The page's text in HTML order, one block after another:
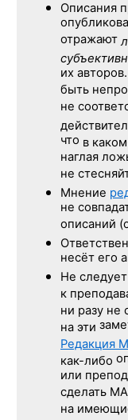
Описания
отражают
их
быть
не
что в
наглая
не
Мнение
не
описаний
несёт его
Не следует
к
ни разу не
на эти
Редакция
как-либо
или
сделать
на